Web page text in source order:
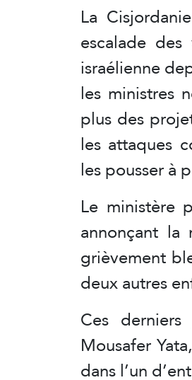
La
escalade
israélienne
les ministres
plus des
les attaques
les pousser à
Le ministère
annonçant
grièvement
deux autres
Ces
Mousafer
dans l’un